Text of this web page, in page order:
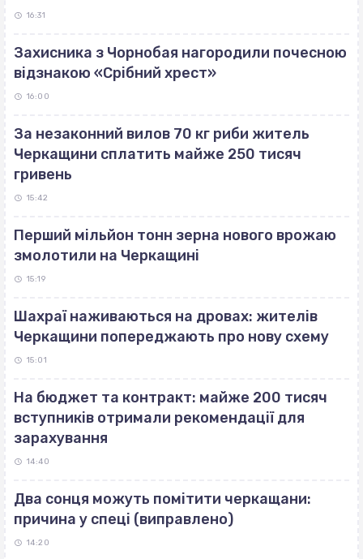
16:31
Захисника з Чорнобая нагородили почесною
відзнакою «Срібний хрест»
16:00
За незаконний вилов 70 кг риби житель
Черкащини сплатить майже 250 тисяч
гривень
15:42
Перший мільйон тонн зерна нового врожаю
змолотили на Черкащині
15:19
Шахраї наживаються на дровах: жителів
Черкащини попереджають про нову схему
15:01
На бюджет та контракт: майже 200 тисяч
вступників отримали рекомендації для
зарахування
14:40
Два сонця можуть помітити черкащани:
причина у спеці (виправлено)
14:20